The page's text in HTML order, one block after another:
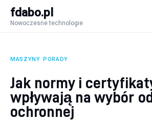
fdabo.pl
Nowoczesne technologie
fdabo.pl
Nowoczesne technologie
Informatyka
MASZYNY PORADY
Jak normy i
wpływają na wybór
ochronnej